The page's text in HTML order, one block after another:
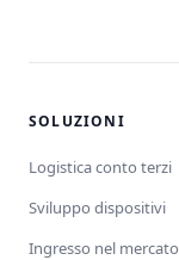
SOLUZIONI
Logistica conto terzi
Sviluppo dispositivi
Ingresso nel mercato